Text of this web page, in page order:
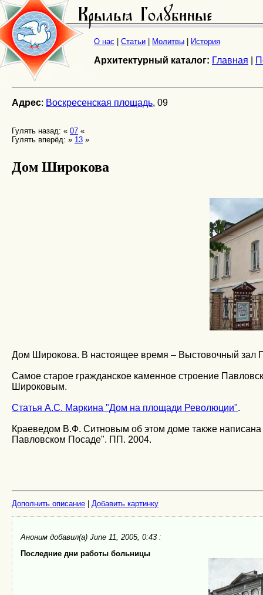
О нас Статьи Молитвы История
Архитектурный каталог: Главная
Адрес: Воскресенская площадь, 09
Гулять назад: « 07 «
Гулять вперёд: » 13 »
Дом Широкова
Дом Широкова. В настоящее время – Выстовочный зал
Самое старое гражданское каменное строение
Широковым.
Статья А.С. Маркина "Дом на площади Революции".
Краеведом В.Ф. Ситновым об этом доме также
Павловском Посаде". ПП. 2004.
Дополнить описание Добавить картинку
Аноним добавил(а) June 11, 2005, 0:43 :
Последние дни работы больницы